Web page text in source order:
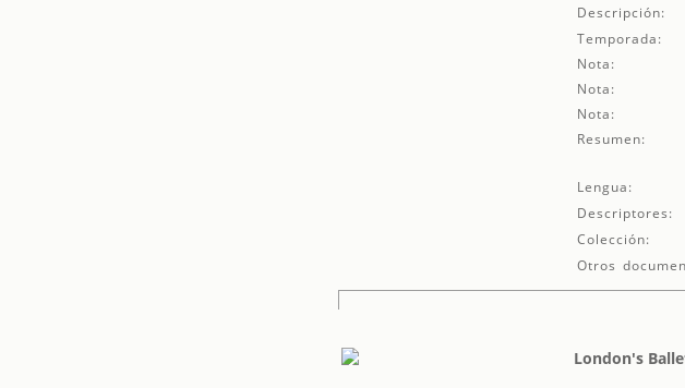
Descripción:
Temporada:
Nota:
Nota:
Nota:
Resumen:
Lengua:
Descriptores:
Colección:
Otros
London's